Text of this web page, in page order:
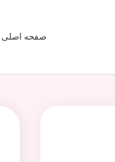
صفحه اصلی